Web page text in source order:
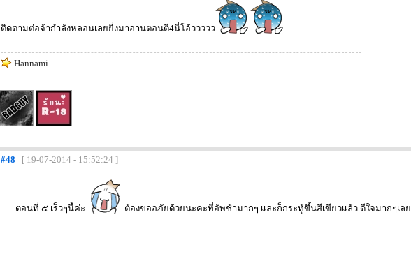
ติดตามต่อจ้ากำลังหลอนเลยยิ่งมาอ่านตอนตี4นี่โอ้ววววว
Hannami
#48 [ 19-07-2014 - 15:52:24 ]
ตอนที่ ๕ เร็วๆนี้ค่ะ ต้องขออภัยด้วยนะคะที่อัพช้ามากๆ เเละก็กระทู้ขึ้นสีเขียวเเล้ว ดีใจมากๆเลย